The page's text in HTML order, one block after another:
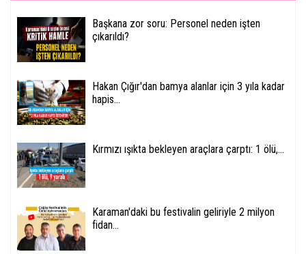
Başkana zor soru: Personel neden işten
çıkarıldı?
Hakan Çığır'dan bamya alanlar için 3 yıla kadar
hapis...
Kırmızı ışıkta bekleyen araçlara çarptı: 1 ölü,...
Karaman'daki bu festivalin geliriyle 2 milyon
fidan...